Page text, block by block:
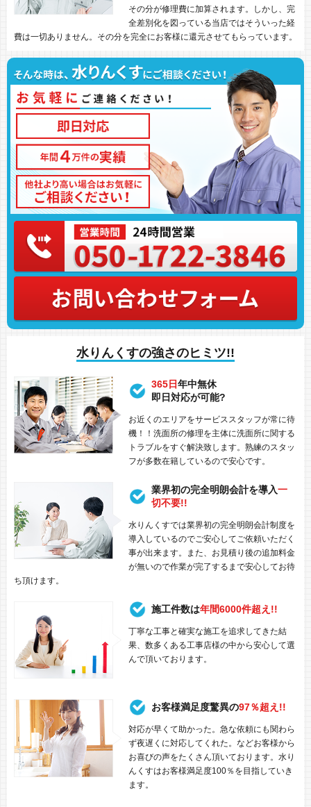
その分が修理費に加算されます。しかし、完
全差別化を図っている当店ではそういった経
費は一切ありません。その分を完全にお客様に還元させてもらっています。
水りんくすの強さのヒミツ!!
365日年中無休
即日対応が可能?
お近くのエリアをサービススタッフが常に待
機！！洗面所の修理を主体に洗面所に関する
トラブルをすぐ解決致します。熟練のスタッ
フが多数在籍しているので安心です。
業界初の完全明朗会計を導入一
切不要!!
水りんくすでは業界初の完全明朗会計制度を
導入しているのでご安心してご依頼いただく
事が出来ます。また、お見積り後の追加料金
が無いので作業が完了するまで安心してお待
ち頂けます。
施工件数は年間6000件超え!!
丁寧な工事と確実な施工を追求してきた結
果、数多くある工事店様の中から安心して選
んで頂いております。
お客様満足度驚異の97％超え!!
対応が早くて助かった。急な依頼にも関わら
ず夜遅くに対応してくれた。などお客様から
お喜びの声をたくさん頂いております。水り
んくすはお客様満足度100％を目指していき
ます。